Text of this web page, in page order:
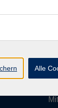
Alle